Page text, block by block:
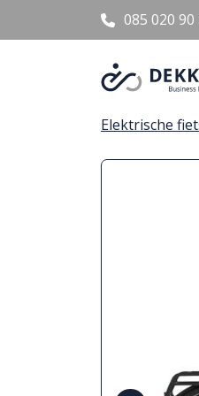
085 020 90
Elektrische